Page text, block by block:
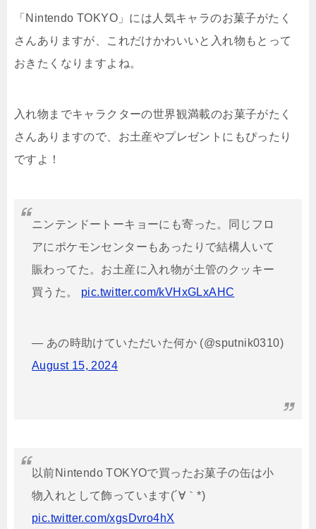
「Nintendo TOKYO」には人気キャラのお菓子がたく
さんありますが、これだけかわいいと入れ物もとって
おきたくなりますよね。
入れ物までキャラクターの世界観満載のお菓子がたく
さんありますので、お土産やプレゼントにもぴったり
ですよ！
ニンテンドートーキョーにも寄った。同じフロ
アにポケモンセンターもあったりで結構人いて
賑わってた。お土産に入れ物が土管のクッキー
買うた。 pic.twitter.com/kVHxGLxAHC
— あの時助けていただいた何か (@sputnik0310)
August 15, 2024
以前Nintendo TOKYOで買ったお菓子の缶は小
物入れとして飾っています(´∀｀*)
pic.twitter.com/xgsDvro4hX